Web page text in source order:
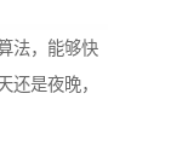
法，能够快
还是夜晚，